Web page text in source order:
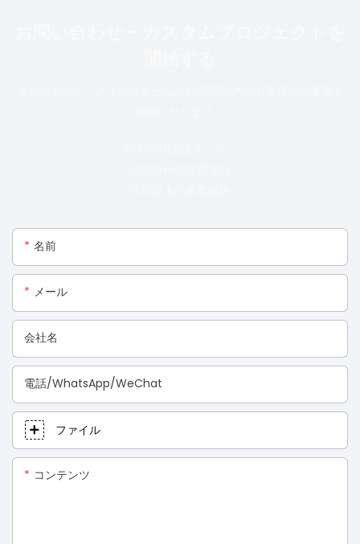
名前
メール
会社名
電話/WhatsApp/WeChat
ファイル
コンテンツ